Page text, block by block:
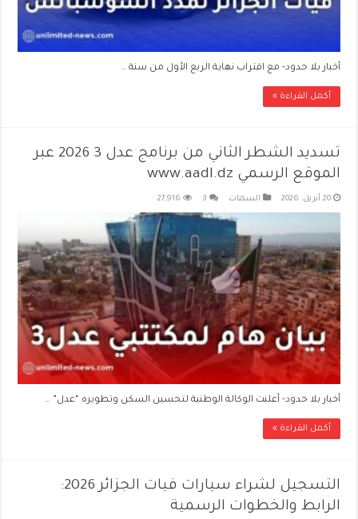
أخبار بلا حدود- مع اقتراب نهاية الربع الأول من سنة …
أكمل القراءة »
تسديد الشطر الثاني من برنامج عدل 3 2026 عبر
الموقع الرسمي www.aadl.dz
20 أبريل، 2026 السكنات 3
27,916
أخبار بلا حدود- أعلنت الوكالة الوطنية لتحسين السكن وتطويره “عدل” …
أكمل القراءة »
التسجيل لشراء سيارات فيات الجزائر 2026:
الرابط والخطوات الرسمية